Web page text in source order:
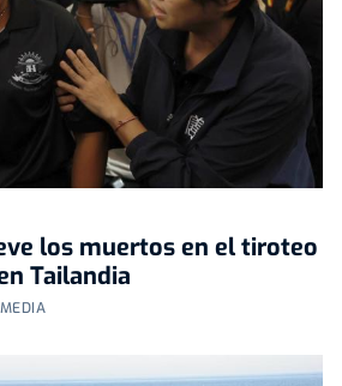
los muertos en el tiroteo
Tailandia